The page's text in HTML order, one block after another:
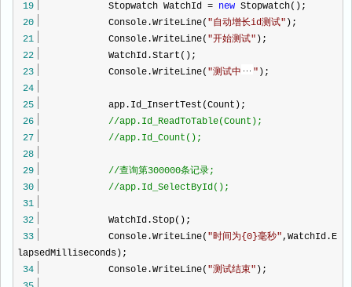
19
Stopwatch WatchId = new Stopwatch();
20
Console.WriteLine( "自动增长id测试" );
21
Console.WriteLine( "开始测试" );
22
WatchId.Start();
23
Console.WriteLine( "测试中 " );
24
25
app.Id_InsertTest(Count);
26
//app.Id_ReadToTable(Count);
27
//app.Id_Count();
28
29
//查询第300000条记录;
30
//app.Id_SelectById();
31
32
WatchId.Stop();
33
Console.WriteLine( "时间为{0}毫秒",WatchId.E
lapsedMilliseconds);
34
Console.WriteLine( "测试结束" );